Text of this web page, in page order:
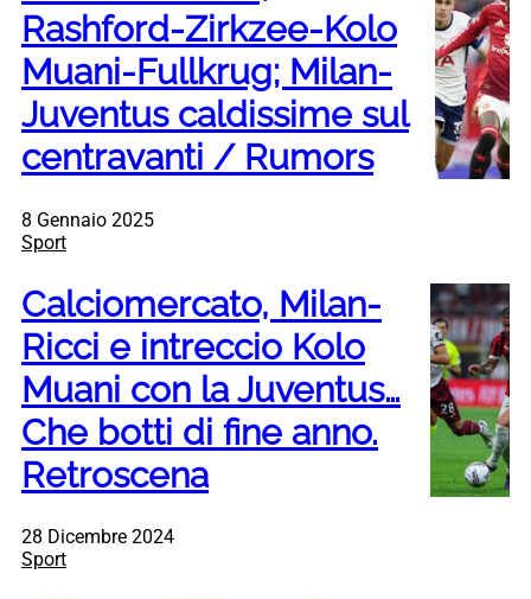
Rashford-Zirkzee-Kolo
Muani-Fullkrug; Milan-
Juventus caldissime sul
centravanti / Rumors
8 Gennaio 2025
Sport
Calciomercato, Milan-
Ricci e intreccio Kolo
Muani con la Juventus…
Che botti di fine anno.
Retroscena
28 Dicembre 2024
Sport